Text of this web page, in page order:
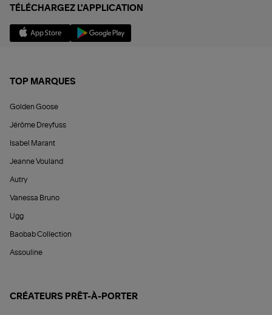
TÉLÉCHARGEZ L'APPLICATION
TOP MARQUES
Golden Goose
Jérôme Dreyfuss
Isabel Marant
Jeanne Vouland
Autry
Vanessa Bruno
Ugg
Baobab Collection
Assouline
CRÉATEURS PRÊT-À-PORTER